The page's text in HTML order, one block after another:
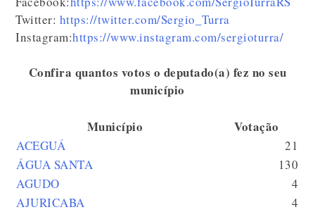
Twitter: https://twitter.com/Sergio_Turra
Instagram:https://www.instagram.com/sergioturra/
Confira quantos votos o deputado(a) fez no seu
município
Município Votação
ACEGUÁ
21
ÁGUA SANTA
130
AGUDO
4
AJURICABA
4